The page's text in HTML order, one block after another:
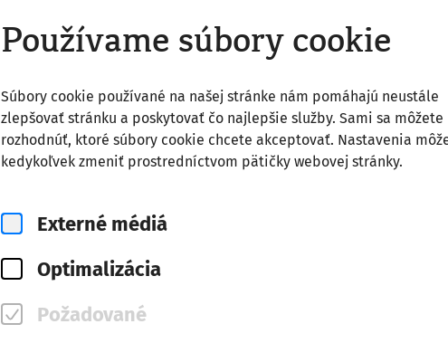
Používame súbory cookie
Súbory cookie používané na našej stránke nám pomáhajú neustále
zlepšovať stránku a poskytovať čo najlepšie služby. Sami sa môžete
rozhodnúť, ktoré súbory cookie chcete akceptovať. Nastavenia
kedykoľvek zmeniť prostredníctvom pätičky webovej stránky.
Externé médiá
Optimalizácia
Požadované
Science
Politics and the world of faith
in late antiquity - 1700 years